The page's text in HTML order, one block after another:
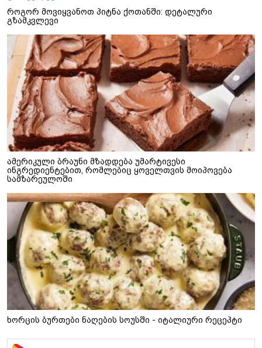
როგორ მოვიყვანოთ პიტნა ქოთანში: დეტალური
გზამკვლევი
ამერიკული ბრაუნი მზადდება უმარტივესი
ინგრედიენტებით, რომლებიც ყოველთვის მოიპოვება
სამზარეულოში
ხორცის ბურთები ნაღების სოუსში - იტალიური რეცეპტი